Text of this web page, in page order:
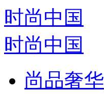
时尚中国
时尚中国
尚品奢华